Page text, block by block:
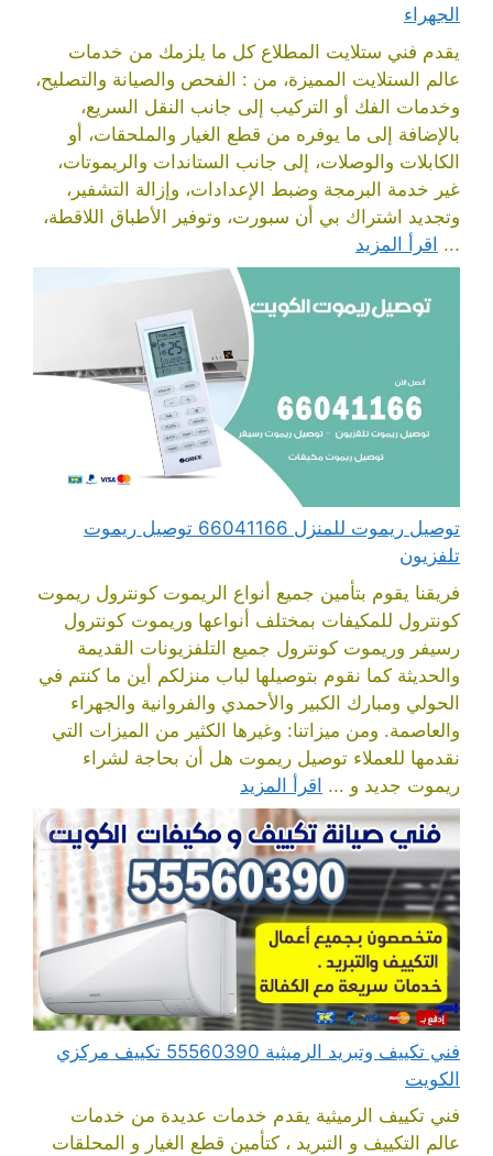
الجهراء
يقدم فني ستلايت المطلاع كل ما يلزمك من خدمات
عالم الستلايت المميزة، من : الفحص والصيانة والتصليح،
وخدمات الفك أو التركيب إلى جانب النقل السريع،
بالإضافة إلى ما يوفره من قطع الغيار والملحقات، أو
الكابلات والوصلات، إلى جانب الستاندات والريموتات،
غير خدمة البرمجة وضبط الإعدادات، وإزالة التشفير،
وتجديد اشتراك بي أن سبورت، وتوفير الأطباق اللاقطة،
... اقرأ المزيد
توصيل ريموت للمنزل 66041166 توصيل ريموت
تلفزيون
فريقنا يقوم بتأمين جميع أنواع الريموت كونترول ريموت
كونترول للمكيفات بمختلف أنواعها وريموت كونترول
رسيفر وريموت كونترول جميع التلفزيونات القديمة
والحديثة كما نقوم بتوصيلها لباب منزلكم أين ما كنتم في
الحولي ومبارك الكبير والأحمدي والفروانية والجهراء
والعاصمة. ومن ميزاتنا: وغيرها الكثير من الميزات التي
نقدمها للعملاء توصيل ريموت هل أن بحاجة لشراء
ريموت جديد و ... اقرأ المزيد
فني تكييف وتبريد الرميثية 55560390 تكييف مركزي
الكويت
فني تكييف الرميثية يقدم خدمات عديدة من خدمات
عالم التكييف و التبريد ، كتأمين قطع الغيار و المحلقات